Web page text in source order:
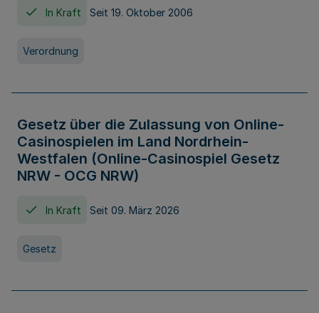
In Kraft Seit 19. Oktober 2006
Verordnung
Gesetz über die Zulassung von Online-
Casinospielen im Land Nordrhein-
Westfalen (Online-Casinospiel Gesetz
NRW - OCG NRW)
In Kraft Seit 09. März 2026
Gesetz